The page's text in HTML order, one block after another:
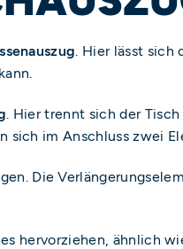
. Hier lässt sich
. Hier trennt sich der
sich im Anschluss zwei
Die
hervorziehen, ähnlich